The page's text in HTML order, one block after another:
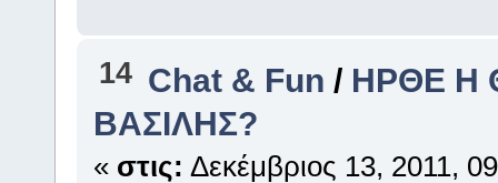
14 Chat & Fun / ΗΡΘΕ Η
ΒΑΣΙΛΗΣ?
« στις: Δεκέμβριος 13, 2011,